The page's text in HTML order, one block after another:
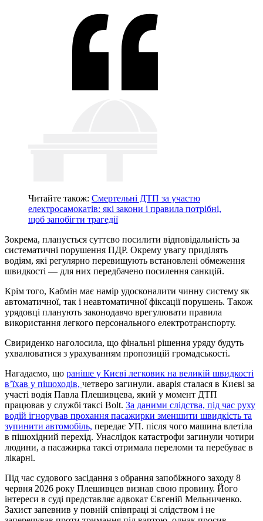
Читайте також: Смертельні ДТП за участю
електросамокатів: які закони і правила потрібні,
щоб запобігти трагедії
Зокрема, планується суттєво посилити відповідальність за
систематичні порушення ПДР. Окрему увагу приділять
водіям, які регулярно перевищують встановлені обмеження
швидкості — для них передбачено посилення санкцій.
Крім того, Кабмін має намір удосконалити чинну систему як
автоматичної, так і неавтоматичної фіксації порушень. Також
урядовці планують законодавчо врегулювати правила
використання легкого персонального електротранспорту.
Свириденко наголосила, що фінальні рішення уряду будуть
ухвалюватися з урахуванням пропозицій громадськості.
Нагадаємо, що раніше у Києві легковик на великій швидкості
вʼїхав у пішоходів, четверо загинули. аварія сталася в Києві за
участі водія Павла Плешивцева, який у момент ДТП
працював у службі таксі Bolt. За даними слідства, під час руху
водій ігнорував прохання пасажирки зменшити швидкість та
зупинити автомобіль, передає УП. після чого машина влетіла
в пішохідний перехід. Унаслідок катастрофи загинули чотири
людини, а пасажирка таксі отримала переломи та перебуває в
лікарні.
Під час судового засідання з обрання запобіжного заходу 8
червня 2026 року Плешивцев визнав свою провину. Його
інтереси в суді представляє адвокат Євгеній Мельниченко.
Захист запевнив у повній співпраці зі слідством і не